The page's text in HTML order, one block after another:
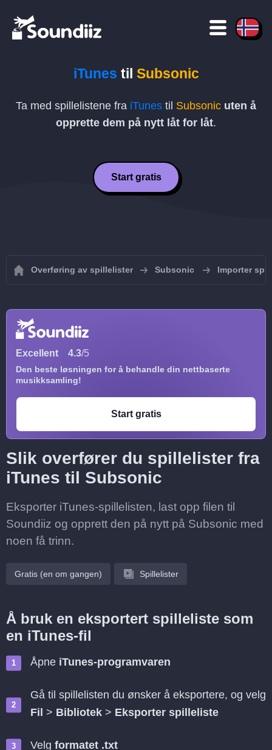
iTunes til Subsonic
Ta med spillelistene fra iTunes til Subsonic uten å
opprette dem på nytt låt for låt.
Start gratis
Overføring av spillelister Subsonic Importer
Excellent 4.3/5
Den beste løsningen for å behandle din nettbaserte
musikksamling!
Start gratis
Slik overfører du spillelister fra
iTunes til Subsonic
Eksporter iTunes-spillelisten, last opp filen til
Soundiiz og opprett den på nytt på Subsonic med
noen få trinn.
Gratis (en om gangen) Spillelister
Å bruk en eksportert spilleliste som
en iTunes-fil
Åpne iTunes-programvaren
Gå til spillelisten du ønsker å eksportere, og velg
Fil > Bibliotek > Eksporter spilleliste
Velg formatet .txt